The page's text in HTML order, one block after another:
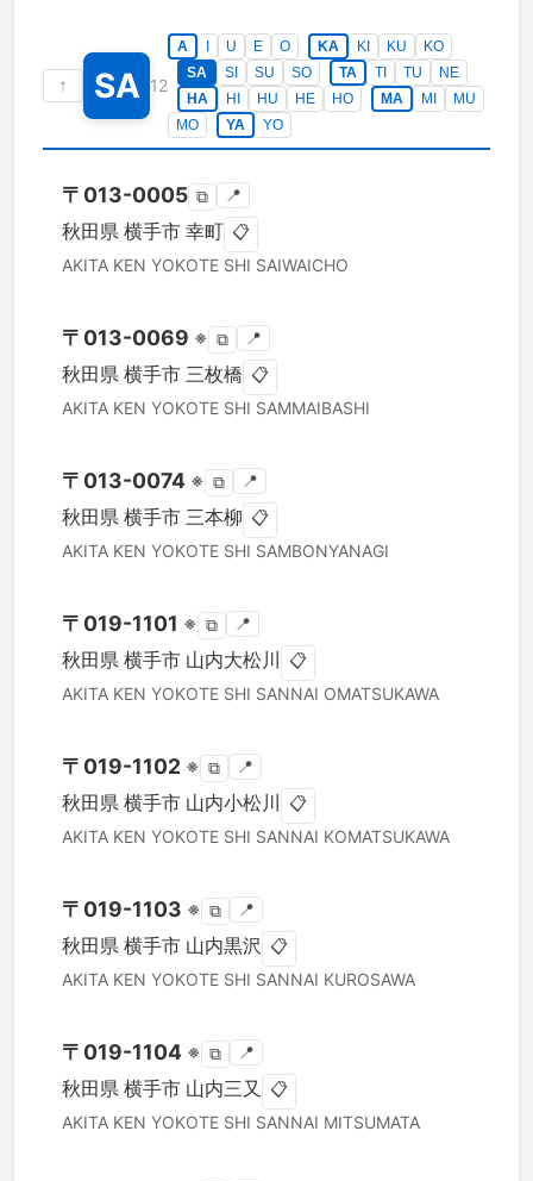
↑ SA 12
A U E O KA KI KU
KO
SA
SI SU SO TA TI TU
NE
HA
HI HU HE HO MA MI
MU
MO
YA YO
〒 013-0005 ⧉ 📍
秋田県 横手市 幸町 📋
AKITA KEN YOKOTE SHI SAIWAICHO
〒 013-0069 ※ ⧉ 📍
秋田県 横手市 三枚橋 📋
AKITA KEN YOKOTE SHI SAMMAIBASHI
〒 013-0074 ※ ⧉ 📍
秋田県 横手市 三本柳 📋
AKITA KEN YOKOTE SHI SAMBONYANAGI
〒 019-1101 ※ ⧉ 📍
秋田県 横手市 山内大松川 📋
AKITA KEN YOKOTE SHI SANNAI OMATSUKAWA
〒 019-1102 ※ ⧉ 📍
秋田県 横手市 山内小松川 📋
AKITA KEN YOKOTE SHI SANNAI KOMATSUKAWA
〒 019-1103 ※ ⧉ 📍
秋田県 横手市 山内黒沢 📋
AKITA KEN YOKOTE SHI SANNAI KUROSAWA
〒 019-1104 ※ ⧉ 📍
秋田県 横手市 山内三又 📋
AKITA KEN YOKOTE SHI SANNAI MITSUMATA